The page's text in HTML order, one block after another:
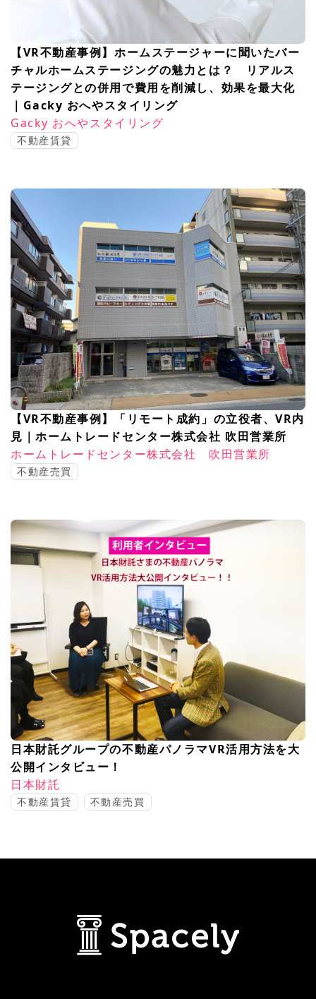
【VR不動産事例】ホームステージャーに聞いたバー
チャルホームステージングの魅力とは？ リアルス
テージングとの併用で費用を削減し、効果を最大化
｜Gacky おへやスタイリング
Gacky おへやスタイリング
不動産賃貸
【VR不動産事例】「リモート成約」の立役者、VR内
見｜ホームトレードセンター株式会社 吹田営業所
ホームトレードセンター株式会社 吹田営業所
不動産売買
日本財託グループの不動産パノラマVR活用方法を大
公開インタビュー！
日本財託
不動産賃貸 不動産売買